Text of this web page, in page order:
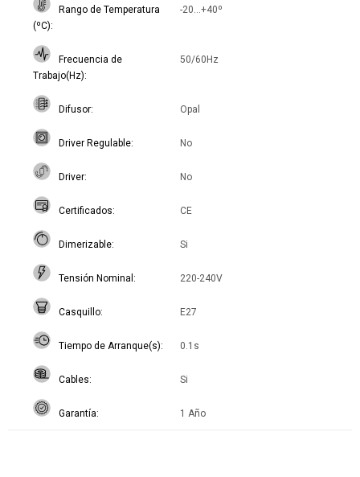
Rango de Temperatura
(ºC)
-20...+40º
Frecuencia de
Trabajo(Hz)
50/60Hz
Difusor Opal
Driver Regulable No
Driver No
Certificados CE
Dimerizable Si
Tensión Nominal 220-240V
Casquillo E27
Tiempo de Arranque(s) 0.1s
Cables Si
Garantía 1 Año